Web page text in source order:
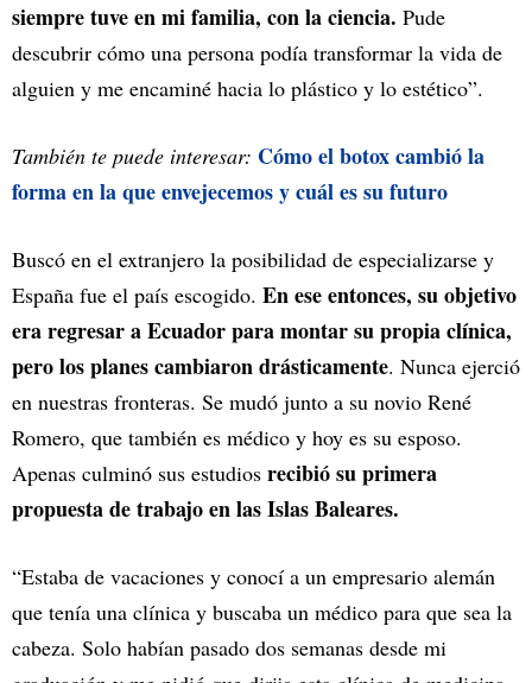
siempre tuve en mi familia, con la ciencia. Pude
descubrir cómo una persona podía transformar la vida de
alguien y me encaminé hacia lo plástico y lo estético”.
También te puede interesar: Cómo el botox cambió la
forma en la que envejecemos y cuál es su futuro
Buscó en el extranjero la posibilidad de especializarse y
España fue el país escogido. En ese entonces, su objetivo
era regresar a Ecuador para montar su propia clínica,
pero los planes cambiaron drásticamente. Nunca ejerció
en nuestras fronteras. Se mudó junto a su novio René
Romero, que también es médico y hoy es su esposo.
Apenas culminó sus estudios recibió su primera
propuesta de trabajo en las Islas Baleares.
“Estaba de vacaciones y conocí a un empresario alemán
que tenía una clínica y buscaba un médico para que sea la
cabeza. Solo habían pasado dos semanas desde mi